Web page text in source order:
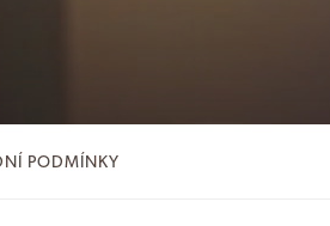
PODMÍNKY